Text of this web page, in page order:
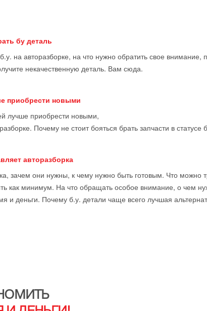
бу деталь
на авторазборке, на что нужно обратить свое
некачественную деталь. Вам сюда.
приобрести новыми
лучше приобрести новыми,
Почему не стоит бояться брать запчасти в статусе
авторазборка
зачем они нужны, к чему нужно быть готовым. Что можно
как минимум. На что обращать особое внимание, о чем
и деньги. Почему б.у. детали чаще всего лучшая